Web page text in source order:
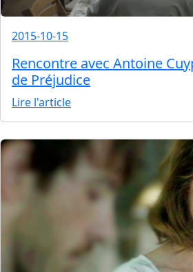
2015-10-15
Rencontre avec Antoine
de Préjudice
Lire l'article